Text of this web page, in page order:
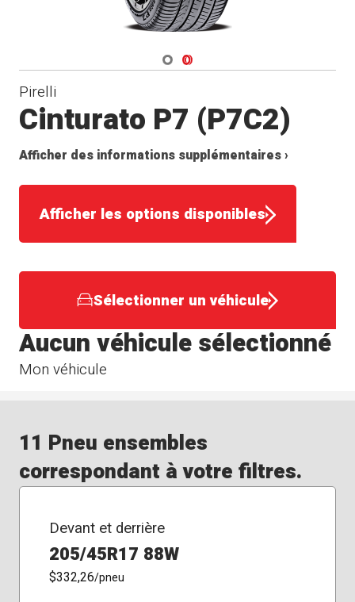
Navigate 1
Navigate 2
Pirelli
Cinturato P7 (P7C2)
Afficher des informations supplémentaires ›
Afficher les options disponibles
Sélectionner un véhicule
Mon véhicule
Aucun véhicule sélectionné
11 Pneu ensembles
correspondant à votre filtres.
Devant et derrière
205/45R17 88W
$332,26/pneu